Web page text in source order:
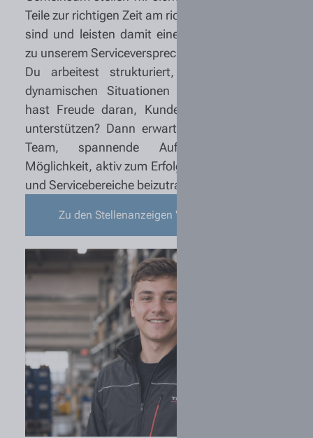
Teile zur richtigen Zeit am richtigen Ort verfügbar
sind und leisten damit einen wichtigen Beitrag
zu unserem Serviceversprechen.
Du arbeitest strukturiert, behältst auch in
dynamischen Situationen den Überblick und
hast Freude daran, Kunden und Kollegen zu
unterstützen? Dann erwartet Dich ein starkes
Team, spannende Aufgaben und die
Möglichkeit, aktiv zum Erfolg unserer Werkstatt-
und Servicebereiche beizutragen.
Zu den Stellenanzeigen "Ersatzteillager"